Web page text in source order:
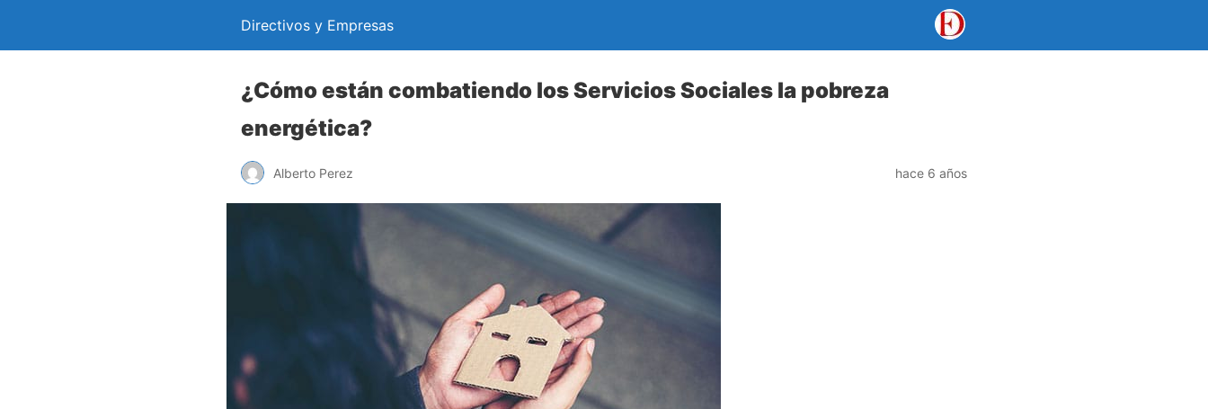
Directivos y Empresas
¿Cómo están combatiendo los Servicios Sociales la pobreza
energética?
Alberto Perez hace 6 años